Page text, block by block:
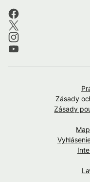
Zásady
Zásady